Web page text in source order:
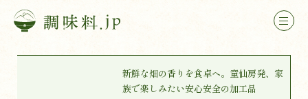
新鮮な畑の香りを食卓へ。童仙房発、家
族で楽しみたい安心安全の加工品